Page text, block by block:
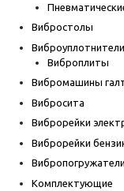
Вибростолы
Виброуплотнители
Виброплиты
Вибромашины
Вибросита
Виброрейки
Виброрейки
Вибропогружатели
Комплектующие